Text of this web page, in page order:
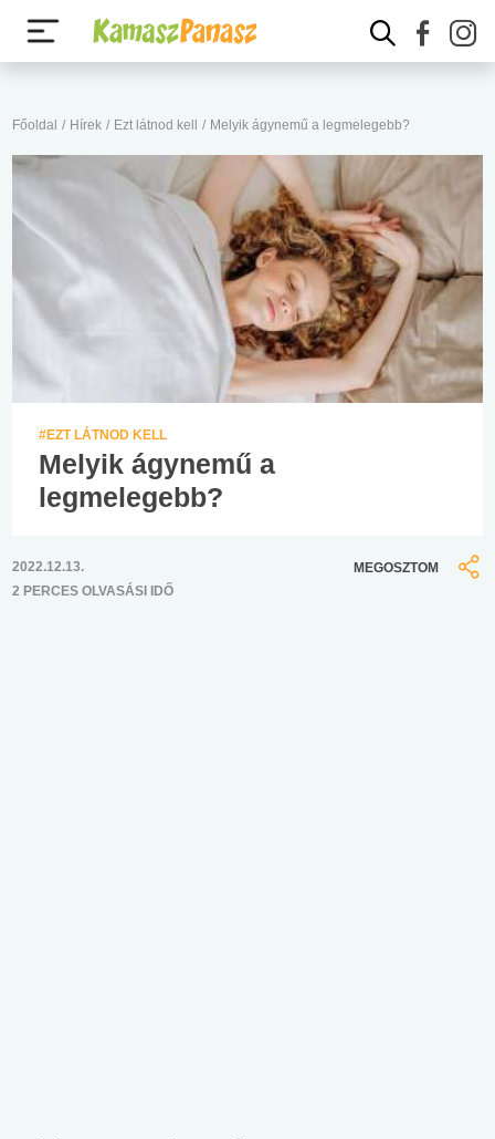
Főoldal / Hírek / Ezt látnod kell / Melyik ágynemű a legmelegebb?
#EZT LÁTNOD KELL
Melyik ágynemű a
legmelegebb?
2022.12.13.
2 PERCES OLVASÁSI IDŐ
MEGOSZTOM